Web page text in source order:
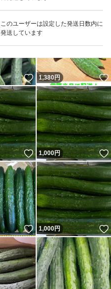
このユーザーは設定した発送日数内に
発送しています
いいね！
680
いいね！
1,380円
いいね！
1,000円
いいね！
1,000円